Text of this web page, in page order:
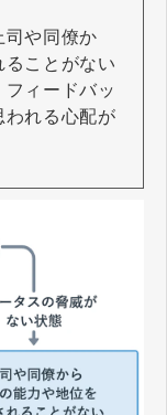
司や同僚か
ることがない
ィードバッ
われる心配が